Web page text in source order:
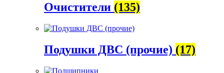
Очистители (135)
Подушки ДВС (прочие) (17)